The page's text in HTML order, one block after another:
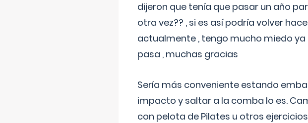
dijeron que tenía que pasar un año
otra vez?? , si es así podría volver
actualmente , tengo mucho miedo ya
pasa , muchas gracias
Sería más conveniente estando
impacto y saltar a la comba lo es.
con pelota de Pilates u otros